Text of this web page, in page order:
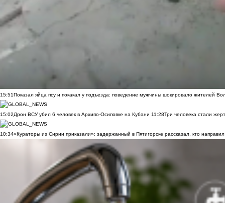
15:51Показал яйца псу и покакал у подъезда: поведение мужчины шокировало жителей
15:02Дрон ВСУ убил 6 человек в Архипо-Осиповке на Кубани 11:28Три человека стали
10:34«Кураторы из Сирии приказали»: задержанный в Пятигорске рассказал, кто направил